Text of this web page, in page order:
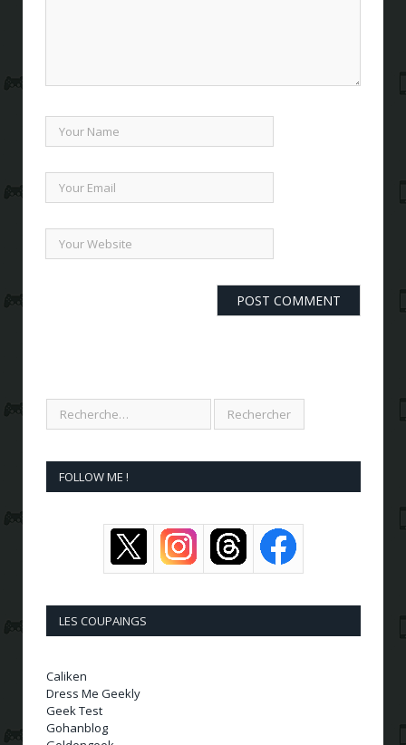
FOLLOW ME !
LES COUPAINGS
Caliken
Dress Me Geekly
Geek Test
Gohanblog